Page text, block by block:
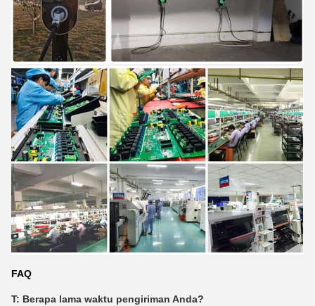
FAQ
T: Berapa lama waktu pengiriman Anda?